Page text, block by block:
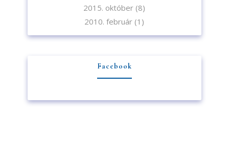
2015. október (8)
2010. február (1)
Facebook